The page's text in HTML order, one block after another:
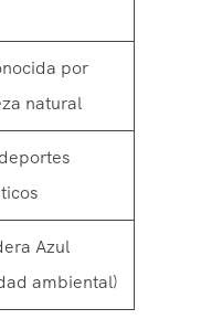
por
natural
Azul
ambiental)